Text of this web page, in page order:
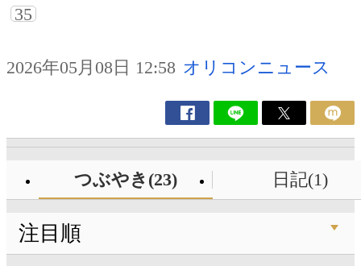
35
2026年05月08日 12:58 オリコンニュース
つぶやき(23) 日記(1)
注目順